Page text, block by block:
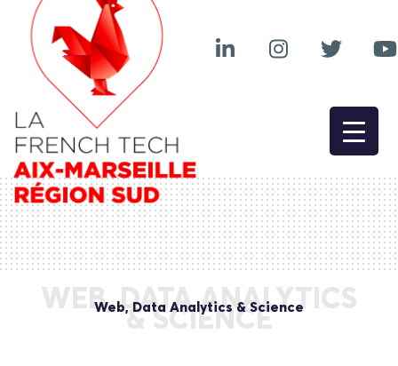
WEB, DATA ANALYTICS
& SCIENCE
Web, Data Analytics & Science